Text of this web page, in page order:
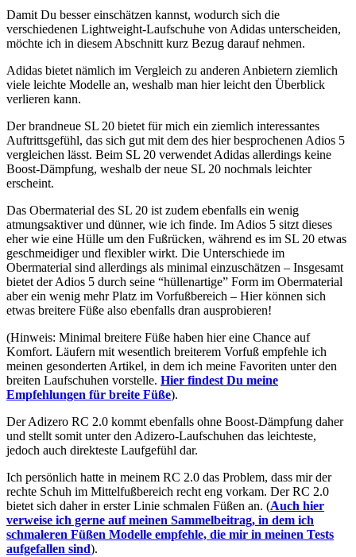
Damit Du besser einschätzen kannst, wodurch sich die
verschiedenen Lightweight-Laufschuhe von Adidas unterscheiden,
möchte ich in diesem Abschnitt kurz Bezug darauf nehmen.
Adidas bietet nämlich im Vergleich zu anderen Anbietern ziemlich
viele leichte Modelle an, weshalb man hier leicht den Überblick
verlieren kann.
Der brandneue SL 20 bietet für mich ein ziemlich interessantes
Auftrittsgefühl, das sich gut mit dem des hier besprochenen Adios 5
vergleichen lässt. Beim SL 20 verwendet Adidas allerdings keine
Boost-Dämpfung, weshalb der neue SL 20 nochmals leichter
erscheint.
Das Obermaterial des SL 20 ist zudem ebenfalls ein wenig
atmungsaktiver und dünner, wie ich finde. Im Adios 5 sitzt dieses
eher wie eine Hülle um den Fußrücken, während es im SL 20 etwas
geschmeidiger und flexibler wirkt. Die Unterschiede im
Obermaterial sind allerdings als minimal einzuschätzen – Insgesamt
bietet der Adios 5 durch seine “hüllenartige” Form im Obermaterial
aber ein wenig mehr Platz im Vorfußbereich – Hier können sich
etwas breitere Füße also ebenfalls dran ausprobieren!
(Hinweis: Minimal breitere Füße haben hier eine Chance auf
Komfort. Läufern mit wesentlich breiterem Vorfuß empfehle ich
meinen gesonderten Artikel, in dem ich meine Favoriten unter den
breiten Laufschuhen vorstelle. Hier findest Du meine
Empfehlungen für breite Füße).
Der Adizero RC 2.0 kommt ebenfalls ohne Boost-Dämpfung daher
und stellt somit unter den Adizero-Laufschuhen das leichteste,
jedoch auch direkteste Laufgefühl dar.
Ich persönlich hatte in meinem RC 2.0 das Problem, dass mir der
rechte Schuh im Mittelfußbereich recht eng vorkam. Der RC 2.0
bietet sich daher in erster Linie schmalen Füßen an. (Auch hier
verweise ich gerne auf meinen Sammelbeitrag, in dem ich
schmaleren Füßen Modelle empfehle, die mir in meinen Tests
aufgefallen sind).